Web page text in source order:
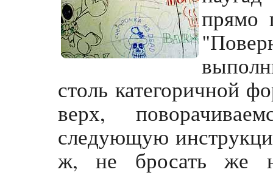
прямо
столь категоричной
верх,
следующую
ж, не бросать же